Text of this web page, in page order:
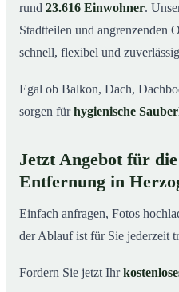
rund 23.616 Einwohner.
Stadtteilen und angrenzenden
schnell, flexibel und
Egal ob Balkon, Dach,
sorgen fürhygienische
Jetzt Angebot für
Entfernung in
Einfach anfragen, Fotos
der Ablauf ist für Sie jederzeit
Fordern Sie jetzt Ihr